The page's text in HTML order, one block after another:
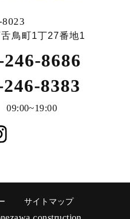
鳥町1丁27番地1
246-8686
8383
09:00~19:00
サイトマップ